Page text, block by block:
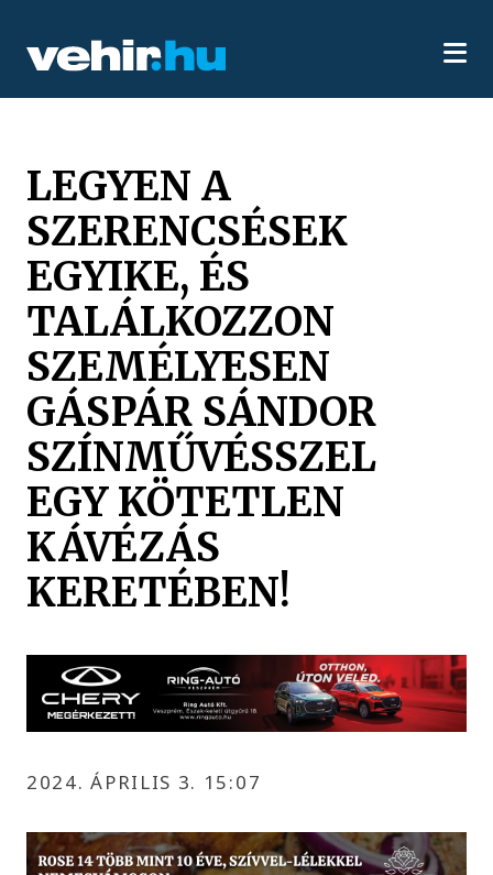
LEGYEN A
SZERENCSÉSEK
EGYIKE, ÉS
TALÁLKOZZON
SZEMÉLYESEN
GÁSPÁR SÁNDOR
SZÍNMŰVÉSSZEL
EGY KÖTETLEN
KÁVÉZÁS
KERETÉBEN!
2024. ÁPRILIS 3. 15:07